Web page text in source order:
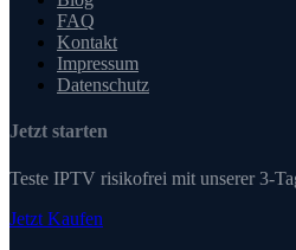
FAQ
Kontakt
Impressum
Datenschutz
Jetzt starten
Teste IPTV risikofrei mit unserer 3-
Jetzt Kaufen